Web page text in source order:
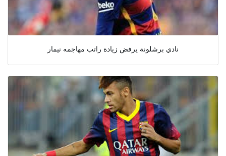
نادي برشلونة يرفض زيادة راتب مهاجمه نيمار